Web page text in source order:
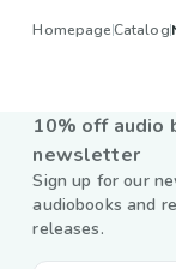
HomepageCatalog
10% off audio
newsletter
Sign up for our
audiobooks and
releases.